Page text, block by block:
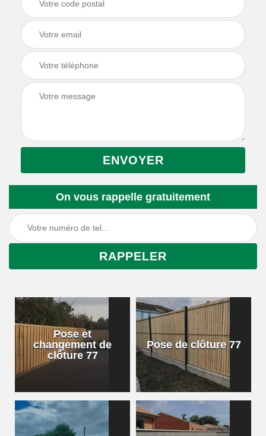
On vous rappelle gratuitement
Pose et
changement de
clôture 77
Pose de clôture 77